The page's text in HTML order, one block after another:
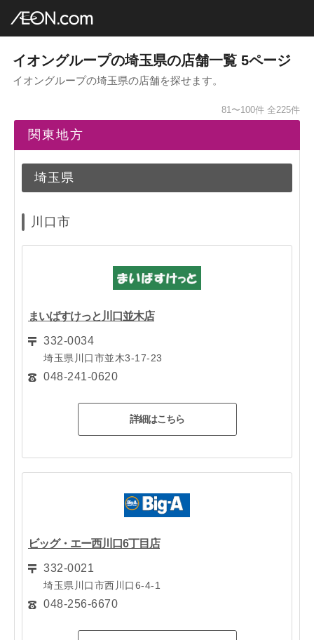
イオングループ店舗一覧
イオングループの埼玉県の店舗一覧 5ページ
イオングループの埼玉県の店舗を探せます。
81〜100件 全225件
関東地方
埼玉県
川口市
まいばすけっと川口並木店
332-0034
埼玉県川口市並木3-17-23
048-241-0620
詳細はこちら
ビッグ・エー西川口6丁目店
332-0021
埼玉県川口市西川口6-4-1
048-256-6670